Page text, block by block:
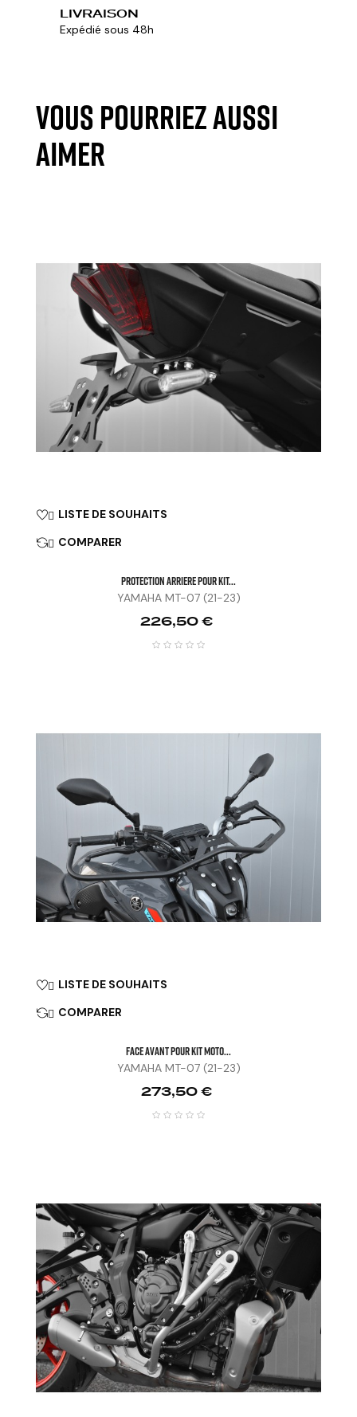
LIVRAISON
Expédié sous 48h
VOUS POURRIEZ AUSSI
AIMER
 LISTE DE SOUHAITS
 COMPARER
PROTECTION ARRIERE POUR KIT...
YAMAHA MT-07 (21-23)
Prix
226,50 €
 LISTE DE SOUHAITS
 COMPARER
FACE AVANT POUR KIT MOTO...
YAMAHA MT-07 (21-23)
Prix
273,50 €